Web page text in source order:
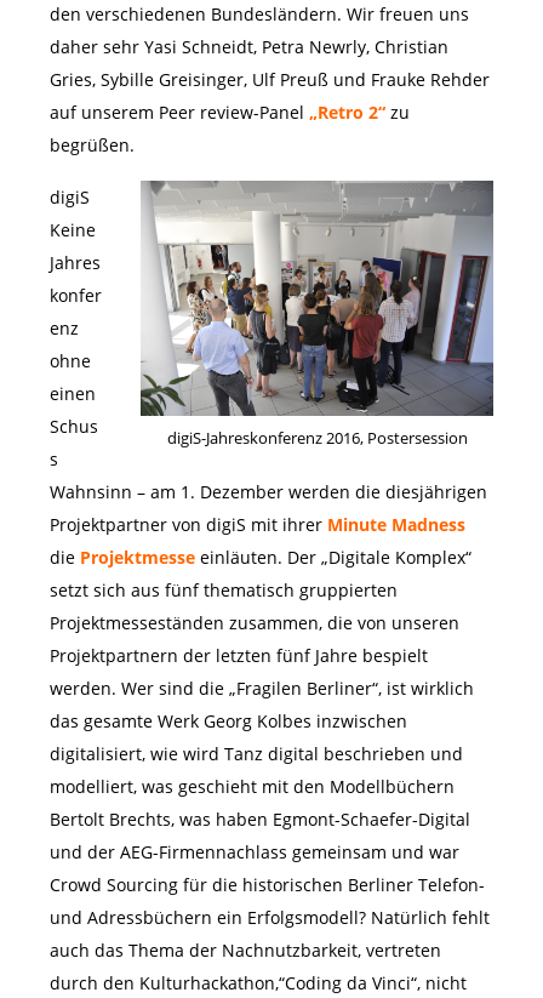
den verschiedenen Bundesländern. Wir freuen uns
daher sehr Yasi Schneidt, Petra Newrly, Christian
Gries, Sybille Greisinger, Ulf Preuß und Frauke Rehder
auf unserem Peer review-Panel „Retro 2“zu
begrüßen.
digiS-Jahreskonferenz 2016, Postersession
digiS
Keine
Jahres
konfer
enz
ohne
einen
Schus
s
Wahnsinn – am 1. Dezember werden die diesjährigen
Projektpartner von digiS mit ihrer Minute Madness
die Projektmesseeinläuten. Der „Digitale Komplex“
setzt sich aus fünf thematisch gruppierten
Projektmesseständen zusammen, die von unseren
Projektpartnern der letzten fünf Jahre bespielt
werden. Wer sind die „Fragilen Berliner“, ist wirklich
das gesamte Werk Georg Kolbes inzwischen
digitalisiert, wie wird Tanz digital beschrieben und
modelliert, was geschieht mit den Modellbüchern
Bertolt Brechts, was haben Egmont-Schaefer-Digital
und der AEG-Firmennachlass gemeinsam und war
Crowd Sourcing für die historischen Berliner Telefon-
und Adressbüchern ein Erfolgsmodell? Natürlich fehlt
auch das Thema der Nachnutzbarkeit, vertreten
durch den Kulturhackathon,“Coding da Vinci“, nicht